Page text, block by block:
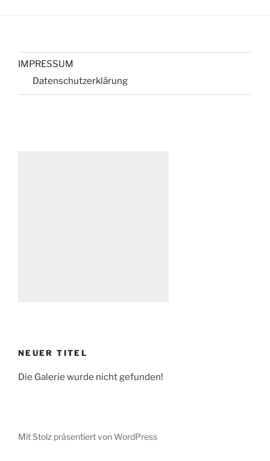
IMPRESSUM
Datenschutzerklärung
NEUER TITEL
Die Galerie wurde nicht gefunden!
Mit Stolz präsentiert von WordPress